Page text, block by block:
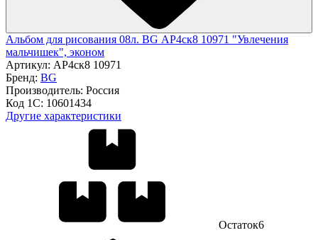
Альбом для рисования 08л. BG АР4ск8 10971 "Увлечения
мальчишек", эконом
Артикул: АР4ск8 10971
Бренд: BG
Производитель: Россия
Код 1С: 10601434
Другие характеристики
Остаток6